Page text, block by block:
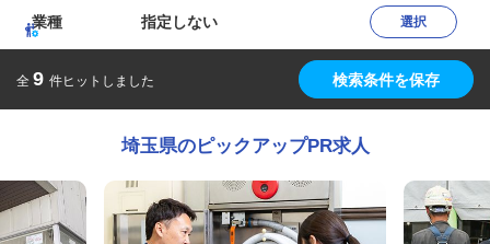
業種 指定しない 選択
全 9 件ヒットしました 検索条件を保存
埼玉県のピックアップPR求人